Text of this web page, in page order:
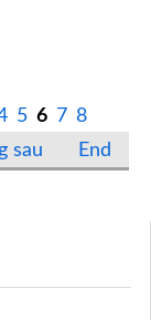
5 6 7 8
sau
End